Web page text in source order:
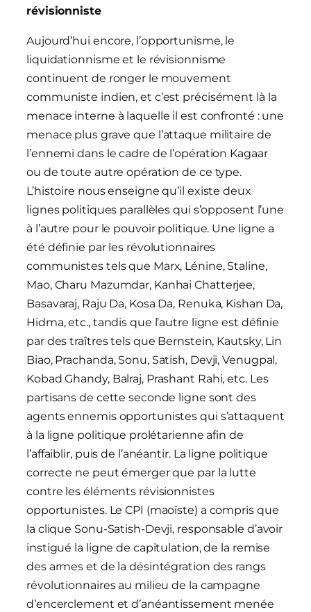
révisionniste
Aujourd’hui encore, l’opportunisme, le
liquidationnisme et le révisionnisme
continuent de ronger le mouvement
communiste indien, et c’est précisément là la
menace interne à laquelle il est confronté : une
menace plus grave que l’attaque militaire de
l’ennemi dans le cadre de l’opération Kagaar
ou de toute autre opération de ce type.
L’histoire nous enseigne qu’il existe deux
lignes politiques parallèles qui s’opposent l’une
à l’autre pour le pouvoir politique. Une ligne a
été définie par les révolutionnaires
communistes tels que Marx, Lénine, Staline,
Mao, Charu Mazumdar, Kanhai Chatterjee,
Basavaraj, Raju Da, Kosa Da, Renuka, Kishan Da,
Hidma, etc., tandis que l’autre ligne est définie
par des traîtres tels que Bernstein, Kautsky, Lin
Biao, Prachanda, Sonu, Satish, Devji, Venugpal,
Kobad Ghandy, Balraj, Prashant Rahi, etc. Les
partisans de cette seconde ligne sont des
agents ennemis opportunistes qui s’attaquent
à la ligne politique prolétarienne afin de
l’affaiblir, puis de l’anéantir. La ligne politique
correcte ne peut émerger que par la lutte
contre les éléments révisionnistes
opportunistes. Le CPI (maoïste) a compris que
la clique Sonu-Satish-Devji, responsable d’avoir
instigué la ligne de capitulation, de la remise
des armes et de la désintégration des rangs
révolutionnaires au milieu de la campagne
d’encerclement et d’anéantissement menée